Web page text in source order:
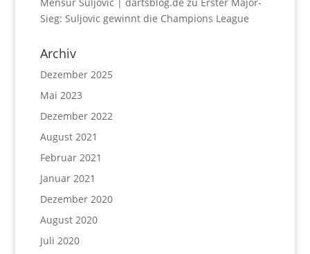
Sieg: Suljovic gewinnt die Champions League
Archiv
Dezember 2025
Mai 2023
Dezember 2022
August 2021
Februar 2021
Januar 2021
Dezember 2020
August 2020
Juli 2020